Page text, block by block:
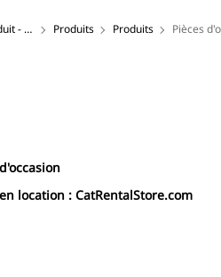
- Afrique du Nord
Produits Produits Pièces
location : CatRentalStore.com